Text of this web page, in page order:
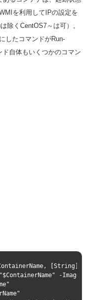
を利用してIPの設定を
除くCentOS7～は可）。
したコマンドがRun-
自体もいくつかのコマン
-